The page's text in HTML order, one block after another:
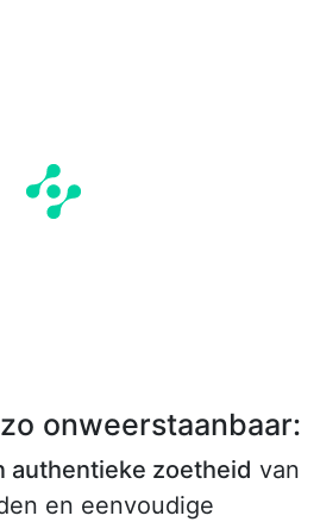
onweerstaanbaar:
authentieke zoetheid van
en eenvoudige